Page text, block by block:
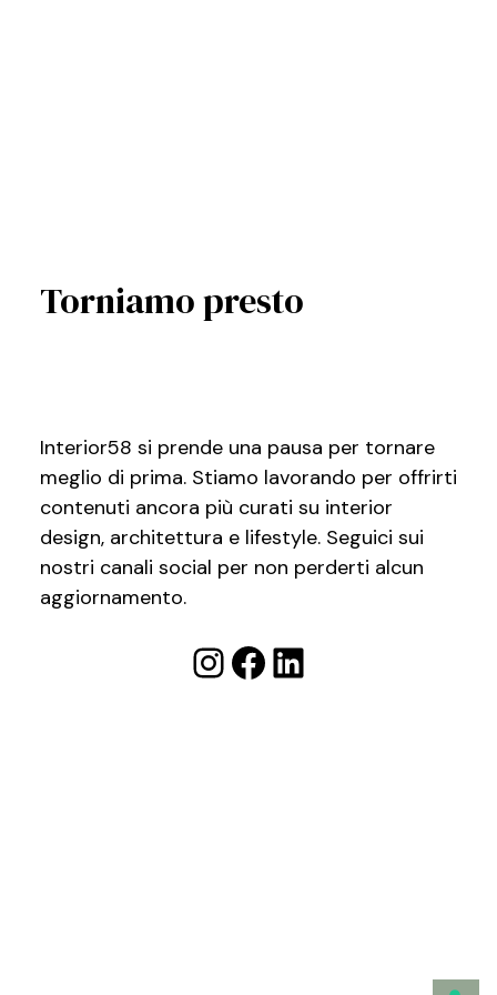
Torniamo presto
Interior58 si prende una pausa per tornare
meglio di prima. Stiamo lavorando per offrirti
contenuti ancora più curati su interior
design, architettura e lifestyle. Seguici sui
nostri canali social per non perderti alcun
aggiornamento.
Instagram
Facebook
LinkedIn